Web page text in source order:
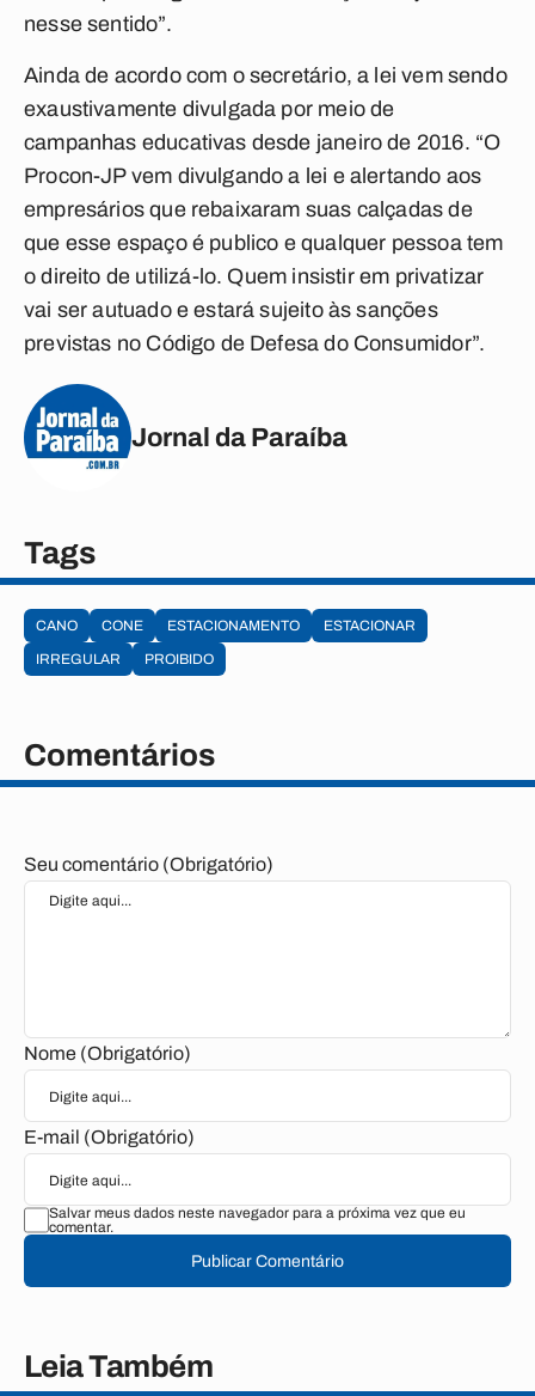
nesse sentido”.
Ainda de acordo com o secretário, a lei vem sendo
exaustivamente divulgada por meio de
campanhas educativas desde janeiro de 2016. “O
Procon-JP vem divulgando a lei e alertando aos
empresários que rebaixaram suas calçadas de
que esse espaço é publico e qualquer pessoa tem
o direito de utilizá-lo. Quem insistir em privatizar
vai ser autuado e estará sujeito às sanções
previstas no Código de Defesa do Consumidor”.
Jornal da Paraíba
Tags
CANO CONE ESTACIONAMENTO
ESTACIONAR
IRREGULAR
PROIBIDO
Comentários
Seu comentário (Obrigatório)
Nome (Obrigatório)
E-mail (Obrigatório)
Salvar meus dados neste navegador para a próxima vez que eu
comentar.
Publicar Comentário
Leia Também